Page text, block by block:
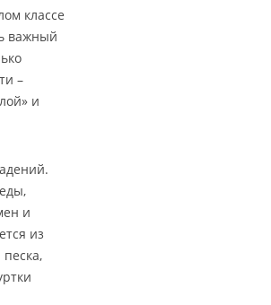
классе
важный
–
и
и
из